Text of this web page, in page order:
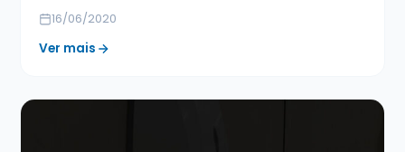
16/06/2020
Ver mais